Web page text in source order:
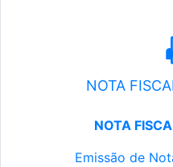
NOTA
NOTA
Emissão de